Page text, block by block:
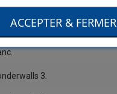
motif.
sur intissé.
3.
ACCEPTER & FERMER